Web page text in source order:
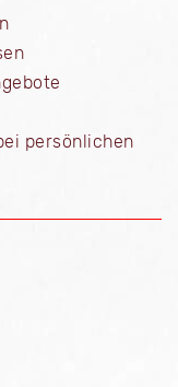
persönlichen